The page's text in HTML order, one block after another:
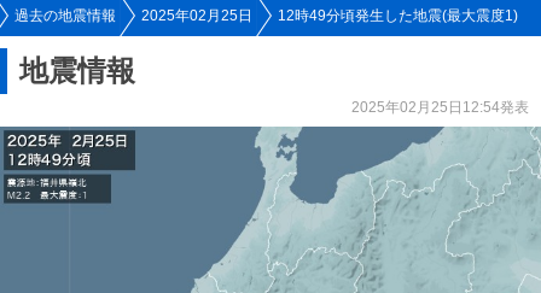
過去の地震情報 2025年02月25日 12時49分頃発生した地震(最大震度1)
地震情報
2025年02月25日12:54発表